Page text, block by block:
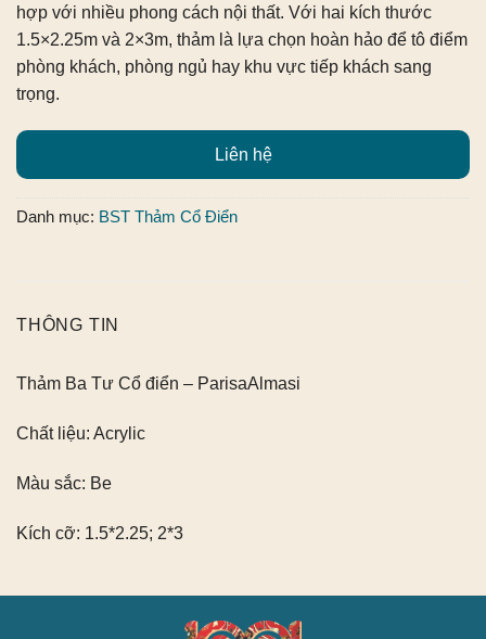
hợp với nhiều phong cách nội thất. Với hai kích thước
1.5×2.25m và 2×3m, thảm là lựa chọn hoàn hảo để tô điểm
phòng khách, phòng ngủ hay khu vực tiếp khách sang
trọng.
Liên hệ
Danh mục: BST Thảm Cổ Điển
THÔNG TIN
Thảm Ba Tư Cổ điển – ParisaAlmasi
Chất liệu: Acrylic
Màu sắc: Be
Kích cỡ: 1.5*2.25; 2*3